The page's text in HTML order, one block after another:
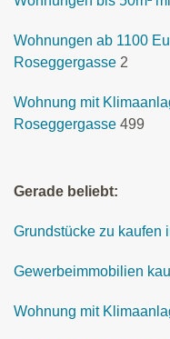
Wohnungen ab 1100
Roseggergasse 2
Wohnung mit
Roseggergasse 499
Gerade beliebt:
Grundstücke zu kaufen
Gewerbeimmobilien
Wohnung mit